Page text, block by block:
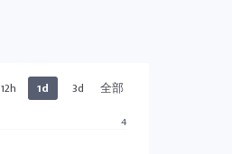
12h 1d 3d 全部
4